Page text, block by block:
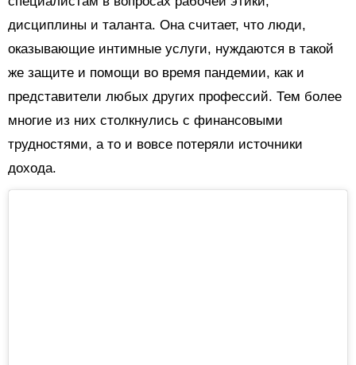
дисциплины и таланта. Она считает, что люди,
оказывающие интимные услуги, нуждаются в такой
же защите и помощи во время пандемии, как и
представители любых других профессий. Тем более
многие из них столкнулись с финансовыми
трудностями, а то и вовсе потеряли источники
дохода.